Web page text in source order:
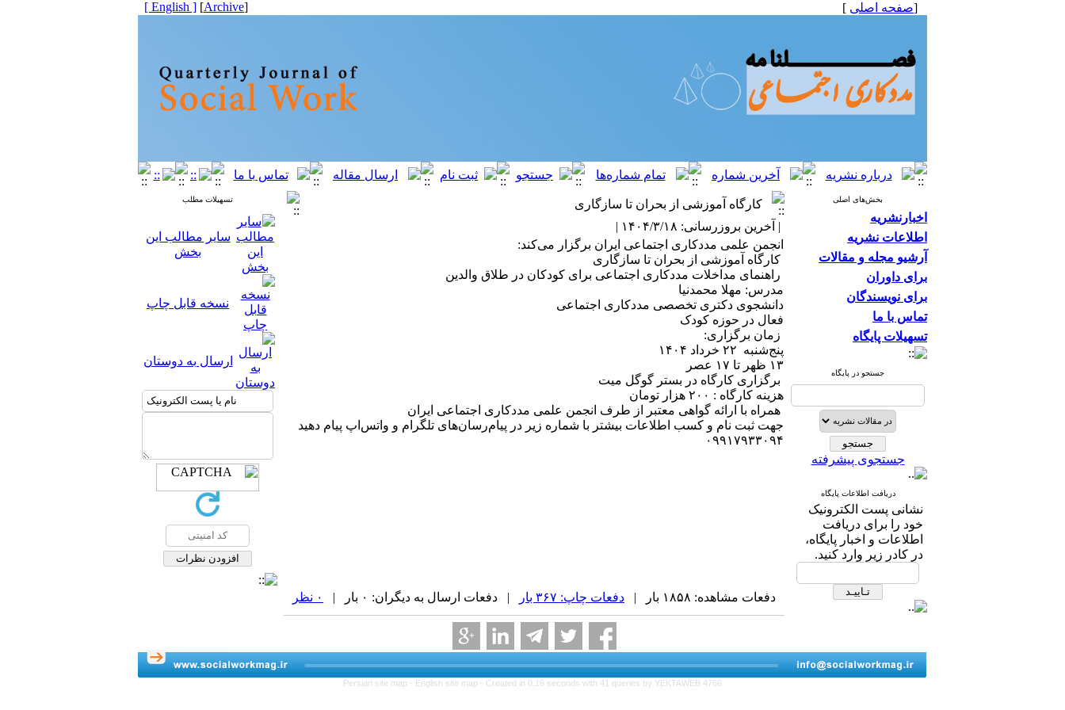
[صفحه اصلی ]
[
Archive
]
[ English ]
بخش‌های اصلی
اخبارنشریه
اطلاعات نشریه
آرشیو مجله و مقالات
برای داوران
برای نویسندگان
تماس با ما
تسهیلات پایگاه
جستجو در پایگاه
جستجوی پیشرفته
دریافت اطلاعات پایگاه
نشانی پست الکترونیک
خود را برای دریافت
اطلاعات و اخبار پایگاه،
در کادر زیر وارد کنید.
کارگاه آموزشی از بحران تا سازگاری
| آخرین بروزرسانی: ۱۴۰۴/۳/۱۸ |
انجمن علمی مددکاری اجتماعی ایران برگزار می‌کند:
کارگاه آموزشی از بحران تا سازگاری
راهنمای مداخلات مددکاری اجتماعی برای کودکان در طلاق والدین
مدرس: مهلا محمدنیا
دانشجوی دکتری تخصصی مددکاری اجتماعی
فعال در حوزه کودک
زمان برگزاری:
پنج‌شنبه ۲۲ خرداد ۱۴۰۴
۱۳ ظهر تا ۱۷ عصر
برگزاری کارگاه در بستر گوگل میت
هزینه کارگاه : ۲۰۰ هزار تومان
همراه با ارائه گواهی معتبر از طرف انجمن علمی مددکاری اجتماعی ایران
جهت ثبت نام و کسب اطلاعات بیشتر با شماره زیر در پیام‌رسان‌های تلگرام و واتس‌اپ پیام دهید
۰۹۹۱۷۹۳۳۰۹۴
تسهیلات مطلب
سایر مطالب این
بخش
نسخه قابل چاپ
ارسال به دوستان
دفعات مشاهده: ۱۸۵۸ بار | دفعات چاپ: ۳۶۷ بار | دفعات ارسال به دیگران: ۰ بار | ۰ نظر
Persian site map - English site map - Created in 0.16 seconds with 41 queries by YEKTAWEB 4766